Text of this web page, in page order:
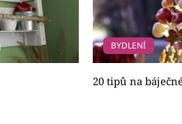
BYDLENÍ
20 tipů na